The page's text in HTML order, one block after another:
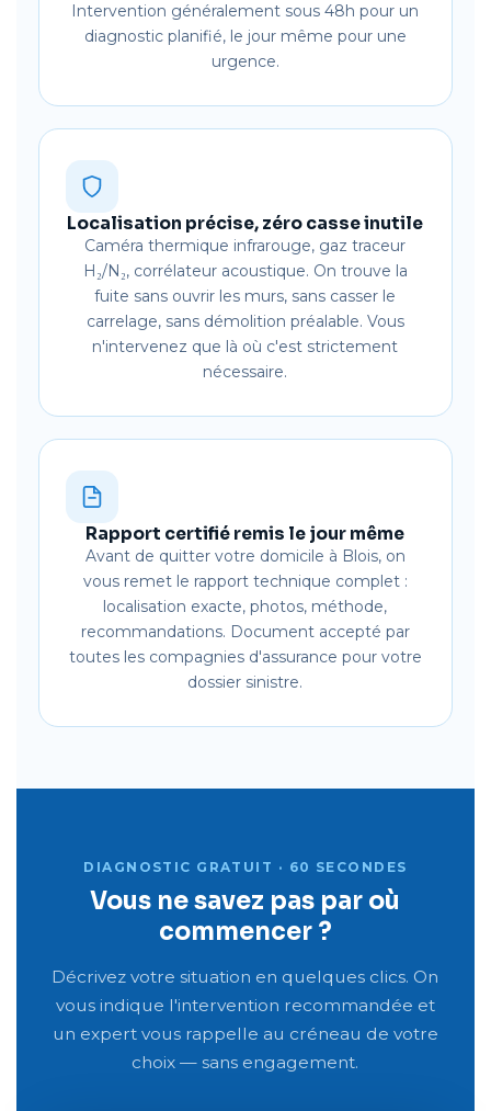
Intervention généralement sous 48h pour un
diagnostic planifié, le jour même pour une
urgence.
Localisation précise, zéro casse inutile
Caméra thermique infrarouge, gaz traceur
H₂/N₂, corrélateur acoustique. On trouve la
fuite sans ouvrir les murs, sans casser le
carrelage, sans démolition préalable. Vous
n'intervenez que là où c'est strictement
nécessaire.
Rapport certifié remis le jour même
Avant de quitter votre domicile à Blois, on
vous remet le rapport technique complet :
localisation exacte, photos, méthode,
recommandations. Document accepté par
toutes les compagnies d'assurance pour votre
dossier sinistre.
DIAGNOSTIC GRATUIT · 60 SECONDES
Vous ne savez pas par où
commencer ?
Décrivez votre situation en quelques clics. On
vous indique l'intervention recommandée et
un expert vous rappelle au créneau de votre
choix — sans engagement.